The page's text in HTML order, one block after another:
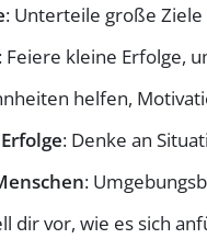
: Unterteile große
kleine Erfolge,
helfen,
Erfolge: Denke an
:
dir vor, wie es sich